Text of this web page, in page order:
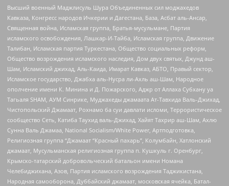
Высший военный Маджлисуль Шура Объединенных сил моджахедов
Кавказа, Конгресс народов Ичкерии и Дагестана, База, Асбат аль-Ансар,
Священная война, Исламская группа, Братья-мусульмане, Партия
исламского освобождения, Лашкар-И-Тайба, Исламская группа, Движение
Талибан, Исламская партия Туркестана, Общество социальных реформ,
Общество возрождения исламского наследия, Дом двух святых, Джунд аш-
Шам, Исламский джихад, Аль-Каида, Имарат Кавказ, АБТО, Правый сектор,
Исламское государство, Джабха аль-Нусра ли-Ахль аш-Шам, Народное
ополчение имени К. Минина и Д. Пожарского, Аджр от Аллаха Субхану уа
Тагьаля SHAM, АУМ Синрике, Муджахеды джамаата Ат-Тавхида Валь-Джихад,
Чистопольский Джамаат, Рохнамо ба суи давлати исломи, Террористическое
сообщество Сеть, Катиба Таухид валь-Джихад, Хайят Тахрир аш-Шам, Ахлю
Сунна Валь Джамаа, National Socialism/White Power, Артподготовка,
Религиозная группа “Джамаат “Красный пахарь”, Колумбайн, Хатлонский
джамаат, Мусульманская религиозная группа п. Кушкуль г. Оренбург,
Крымско-татарский добровольческий батальон имени Номана
Челебиджихана, Азов, Партия исламского возрождения Таджикистана,
Народная самооборона, Дуббайский джамаат, московская ячейка, Батал-